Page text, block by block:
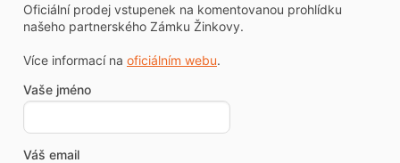
Oficiální prodej vstupenek na komentovanou prohlídku
našeho partnerského Zámku Žinkovy.
Více informací na oficiálním webu.
Vaše jméno
Váš email